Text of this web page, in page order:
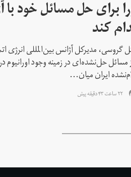
برای حل مسائل خود
کند
گروسی، مدیرکل آژانس بین‌المللی انرژی
مسائل حل‌نشده‌ای در زمینه وجود
ایران میان...
۲۲ ساعت ۴۳ دقیقه پیش